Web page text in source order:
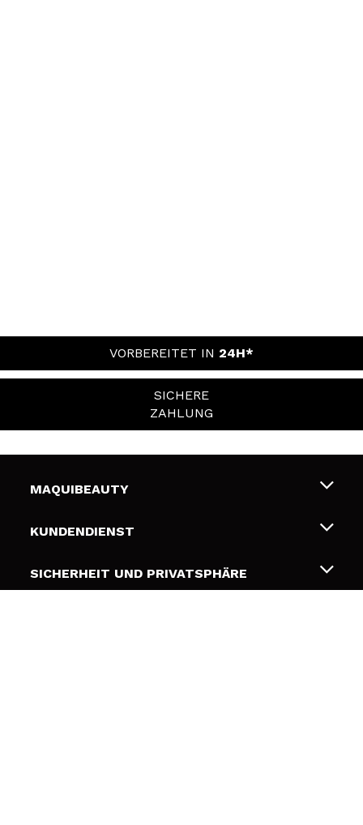
VORBEREITET IN 24H*
SICHERE
ZAHLUNG
MAQUIBEAUTY
Über uns
Geschenkkarten
KUNDENDIENST
Liefer- und Versandkosten
Widerruf / Rücksendungen
SICHERHEIT UND PRIVATSPHÄRE